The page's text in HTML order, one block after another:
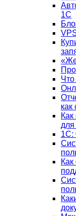
1С
Что
для
1С: